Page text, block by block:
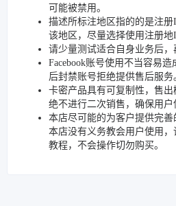
可能被禁用。
描述所标注地区指的的是注
该地区，尽量选择使用注册地
请少量测试适合自身业务后，
Facebook账号使用不当容易
后封禁账号拒绝提供售后服务
卡密产品具有可复制性，售
绝不进行二次销售，确保用户
本店尽可能的为客户提供完善
本店没有义务教会用户使用
教程，不会操作切勿购买。